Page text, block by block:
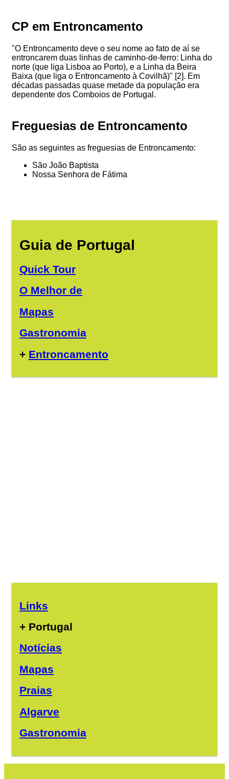
CP em Entroncamento
"O Entroncamento deve o seu nome ao fato de aí se
entroncarem duas linhas de caminho-de-ferro: Linha do
norte (que liga Lisboa ao Porto), e a Linha da Beira
Baixa (que liga o Entroncamento à Covilhã)" [2]. Em
décadas passadas quase metade da população era
dependente dos Comboios de Portugal.
Freguesias de Entroncamento
São as seguintes as freguesias de Entroncamento:
São João Baptista
Nossa Senhora de Fátima
Guia de Portugal
Quick Tour
O Melhor de
Mapas
Gastronomia
+ Entroncamento
Links
+ Portugal
Notícias
Mapas
Praias
Algarve
Gastronomia